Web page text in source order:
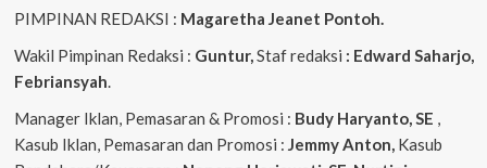
PIMPINAN REDAKSI : Magaretha Jeanet Pontoh.
Wakil Pimpinan Redaksi : Guntur,Staf redaksi : Edward Saharjo,
Febriansyah.
Manager Iklan, Pemasaran & Promosi : Budy Haryanto, SE ,
Kasub Iklan, Pemasaran dan Promosi : Jemmy Anton, Kasub